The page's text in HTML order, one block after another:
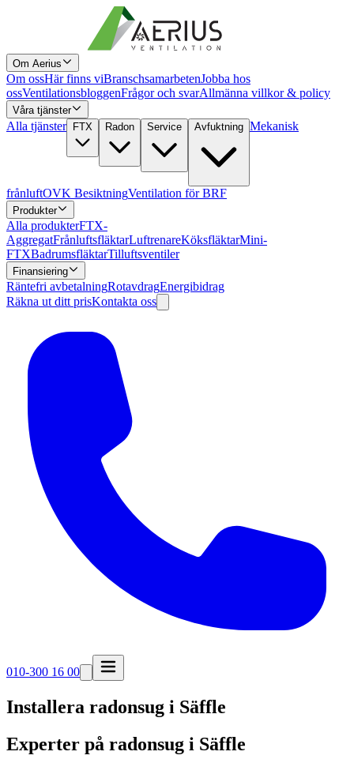
Om Aerius
Om ossHär finns viBranschsamarbetenJobba hos
ossVentilationsbloggenFrågor och svarAllmänna villkor & policy
Våra tjänster
Alla tjänster FTX Radon Service Avfuktning Mekanisk
frånluftOVK BesiktningVentilation för BRF
Produkter
Alla produkterFTX-
AggregatFrånluftsfläktarLuftrenareKöksfläktarMini-
FTXBadrumsfläktarTilluftsventiler
Finansiering
Räntefri avbetalningRotavdragEnergibidrag
Räkna ut ditt prisKontakta oss
010-300 16 00
Installera radonsug i Säffle
Experter på radonsug i Säffle